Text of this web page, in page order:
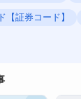
【証券コード】